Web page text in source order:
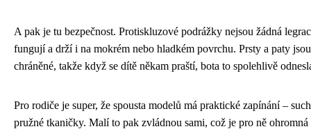
A pak je tu bezpečnost. Protiskluzové podrážky nejsou žádná
fungují a drží i na mokrém nebo hladkém povrchu. Prsty a paty
chráněné, takže když se dítě někam praští, bota to spolehlivě
Pro rodiče je super, že spousta modelů má praktické zapínání –
pružné tkaničky. Malí to pak zvládnou sami, což je pro ně ohromná